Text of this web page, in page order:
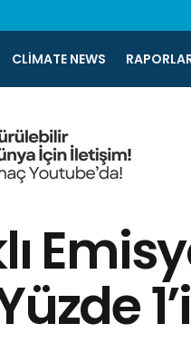
CLIMATE NEWS